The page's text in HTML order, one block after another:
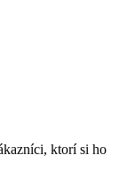
ktorí si ho